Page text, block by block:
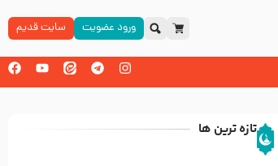
ورود عضویت سایت قدیم
تازه ترین ها